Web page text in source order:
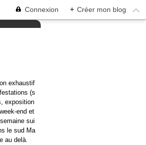
Connexion + Créer mon blog
exhaustif
(s
exposition
end et
sui
le sud Ma
au delà.